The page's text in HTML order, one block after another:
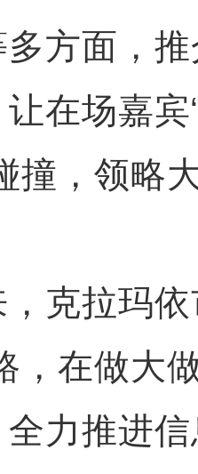
方面，
在场嘉宾
撞，领略
拉玛依
，在做大
力推进